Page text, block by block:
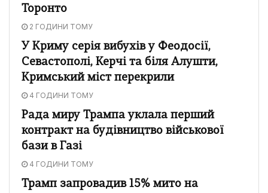
Торонто
2 ГОДИНИ ТОМУ
У Криму серія вибухів у Феодосії,
Севастополі, Керчі та біля Алушти,
Кримський міст перекрили
4 ГОДИНИ ТОМУ
Рада миру Трампа уклала перший
контракт на будівництво військової
бази в Газі
4 ГОДИНИ ТОМУ
Трамп запровадив 15% мито на